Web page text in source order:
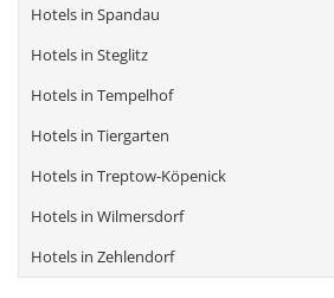
Hotels in Spandau
Hotels in Steglitz
Hotels in Tempelhof
Hotels in Tiergarten
Hotels in Treptow-Köpenick
Hotels in Wilmersdorf
Hotels in Zehlendorf